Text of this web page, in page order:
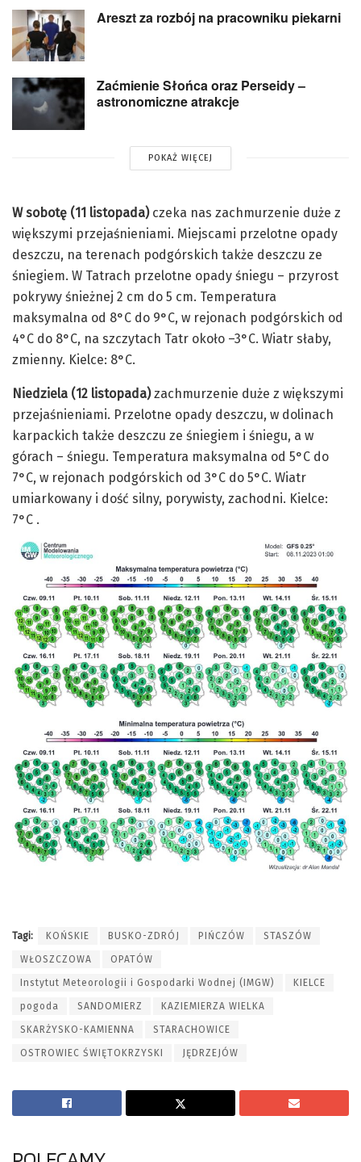
Areszt za rozbój na pracowniku piekarni
Zaćmienie Słońca oraz Perseidy –
astronomiczne atrakcje
POKAŻ WIĘCEJ
W sobotę (11 listopada)czeka nas zachmurzenie duże z
większymi przejaśnieniami. Miejscami przelotne opady
deszczu, na terenach podgórskich także deszczu ze
śniegiem. W Tatrach przelotne opady śniegu – przyrost
pokrywy śnieżnej 2 cm do 5 cm. Temperatura
maksymalna od 8°C do 9°C, w rejonach podgórskich od
4°C do 8°C, na szczytach Tatr około –3°C. Wiatr słaby,
zmienny. Kielce: 8°C.
Niedziela (12 listopada)zachmurzenie duże z większymi
przejaśnieniami. Przelotne opady deszczu, w dolinach
karpackich także deszczu ze śniegiem i śniegu, a w
górach – śniegu. Temperatura maksymalna od 5°C do
7°C, w rejonach podgórskich od 3°C do 5°C. Wiatr
umiarkowany i dość silny, porywisty, zachodni. Kielce:
7°C .
Tagi: KOŃSKIE BUSKO-ZDRÓJ PIŃCZÓW STASZÓW
WŁOSZCZOWA OPATÓW
Instytut Meteorologii i Gospodarki Wodnej (IMGW) KIELCE
pogoda SANDOMIERZ KAZIEMIERZA WIELKA
SKARŻYSKO-KAMIENNA STARACHOWICE
OSTROWIEC ŚWIĘTOKRZYSKI JĘDRZEJÓW